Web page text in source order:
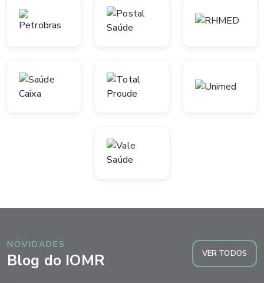
NOVIDADES
Blog do IOMR VER TODOS